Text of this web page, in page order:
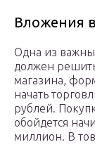
Вложения
Одна из
должен
магазина,
начать
рублей.
обойдется
миллион. В